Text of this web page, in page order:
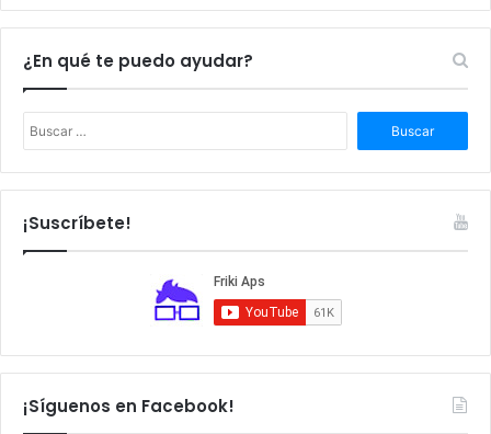
¿En qué te puedo ayudar?
s
c
¡Suscríbete!
¡Síguenos en Facebook!